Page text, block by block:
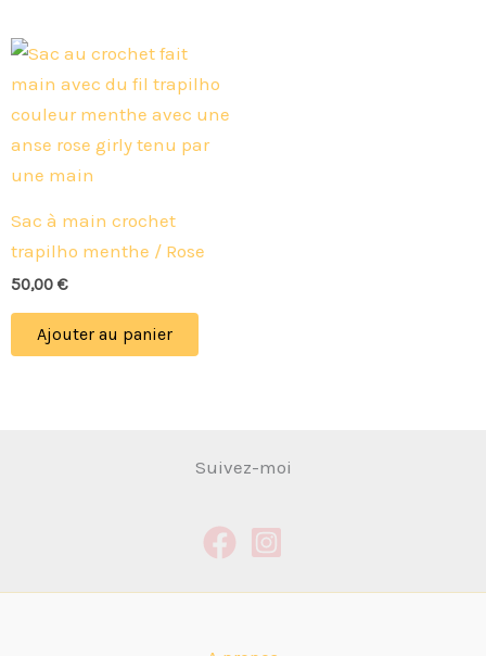
Sac à main crochet
trapilho menthe / Rose
50,00 €
Ajouter au panier
Suivez-moi